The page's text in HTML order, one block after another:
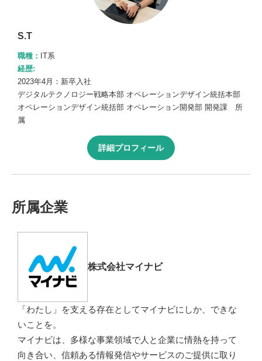
S.T
職種： IT系
経歴:
2023年4月：新卒入社
デジタルテクノロジー戦略本部 オペレーションデザイン統括本部
オペレーションデザイン統括部 オペレーション開発部 開発課 所
属
詳細プロフィール
所属企業
株式会社マイナビ
「わたし」を⽀える存在としてマイナビにしか、できな
いことを。
マイナビは、多様な事業領域で人と企業に情熱を持って
向き合い、信頼ある情報発信やサービスのご提供に取り